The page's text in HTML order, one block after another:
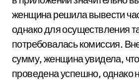
женщина решила вывести
однако для осуществления
потребовалась комиссия.
сумму, женщина увидела,
проведена успешно, однако